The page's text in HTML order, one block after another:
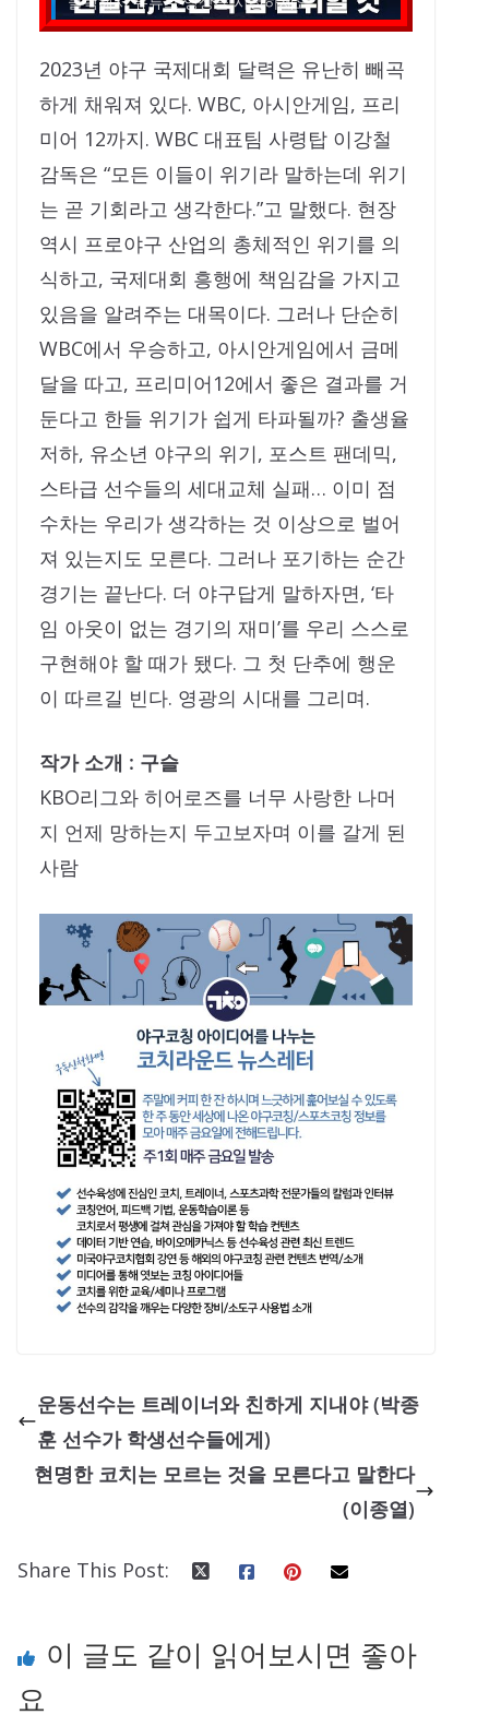
2023년 야구 국제대회 달력은 유난히 빼곡
하게 채워져 있다. WBC, 아시안게임, 프리
미어 12까지. WBC 대표팀 사령탑 이강철
감독은 “모든 이들이 위기라 말하는데 위기
는 곧 기회라고 생각한다.”고 말했다. 현장
역시 프로야구 산업의 총체적인 위기를 의
식하고, 국제대회 흥행에 책임감을 가지고
있음을 알려주는 대목이다. 그러나 단순히
WBC에서 우승하고, 아시안게임에서 금메
달을 따고, 프리미어12에서 좋은 결과를 거
둔다고 한들 위기가 쉽게 타파될까? 출생율
저하, 유소년 야구의 위기, 포스트 팬데믹,
스타급 선수들의 세대교체 실패… 이미 점
수차는 우리가 생각하는 것 이상으로 벌어
져 있는지도 모른다. 그러나 포기하는 순간
경기는 끝난다. 더 야구답게 말하자면, ‘타
임 아웃이 없는 경기의 재미’를 우리 스스로
구현해야 할 때가 됐다. 그 첫 단추에 행운
이 따르길 빈다. 영광의 시대를 그리며.
작가 소개 : 구슬
KBO리그와 히어로즈를 너무 사랑한 나머
지 언제 망하는지 두고보자며 이를 갈게 된
사람
운동선수는 트레이너와 친하게 지내야 (박종
훈 선수가 학생선수들에게)
현명한 코치는 모르는 것을 모른다고 말한다
(이종열)
Share This Post:
이 글도 같이 읽어보시면 좋아
요